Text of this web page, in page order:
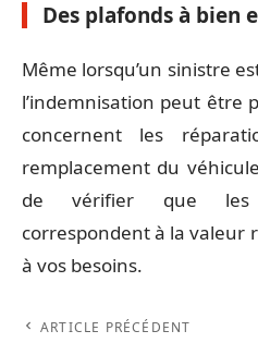
Des plafonds à bien
Même lorsqu’un sinistre
l’indemnisation peut être
concernent les
remplacement du
de vérifier que les
correspondent à la valeur
à vos besoins.
ARTICLE PRÉCÉDENT